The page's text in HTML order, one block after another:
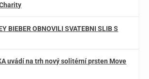
BIEBER OBNOVILI SVATEBNI SLIB S
uvádí na trh nový solitérní prsten Move